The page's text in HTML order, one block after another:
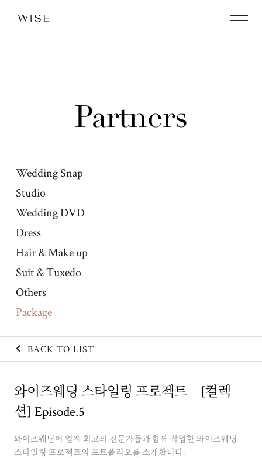
Partners
Wedding Snap
Studio
Wedding DVD
Dress
Hair & Make up
Suit & Tuxedo
Others
Package
BACK TO LIST
와이즈웨딩 스타일링 프로젝트 [컬렉
션] Episode.5
와이즈웨딩이 업계 최고의 전문가들과 함께 작업한 와이즈웨딩
스타일링 프로젝트의 포트폴리오를 소개합니다.